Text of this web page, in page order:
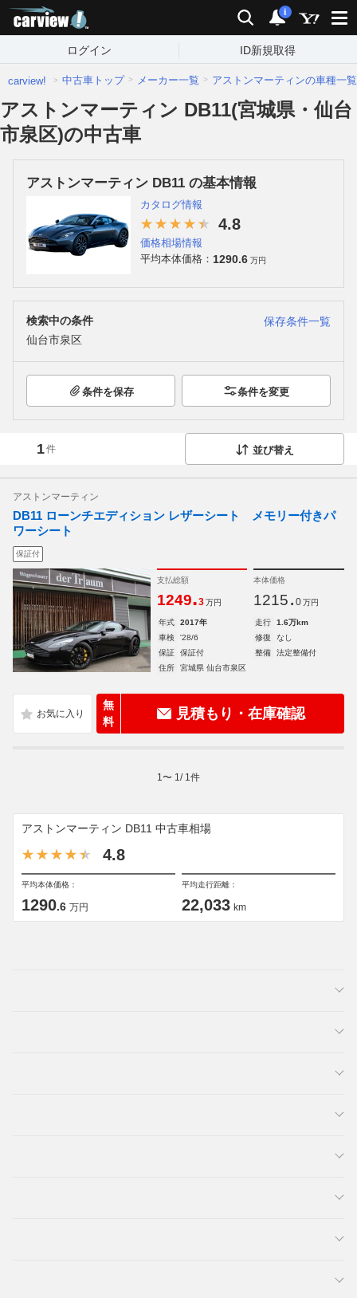
検索 通知
i
ログイン ID新規取得
carview! 中古車トップ メーカー一覧 アストンマーティンの車種一覧
アストンマーティン DB11(宮城県・仙台
市泉区)の中古車
アストンマーティン DB11 の基本情報
カタログ情報
4.8
価格相場情報
平均本体価格： 1290.6 万円
検索中の条件
保存条件一覧
仙台市泉区
条件を保存 条件を変更
1件 並び替え
アストンマーティン
DB11 ローンチエディション レザーシート メモリー付きパ
ワーシート
保証付
支払総額
1249.3 万円
本体価格
1215. 0 万円
年式 2017年 走行
1.6万km
車検
'28/6 修復
なし
保証
保証付 整備
法定整備付
住所
宮城県 仙台市泉区
無
料
見積もり・在庫確認
1 〜 1 / 1 件
アストンマーティン DB11 中古車相場
4.8
平均本体価格：
1290.6 万円
平均走行距離：
22,033 km